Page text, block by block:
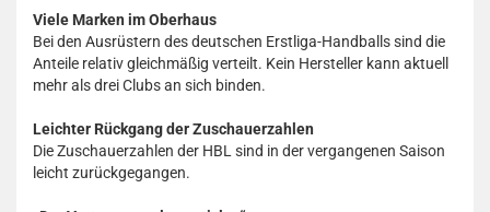
Viele Marken im Oberhaus
Bei den Ausrüstern des deutschen Erstliga-Handballs sind die
Anteile relativ gleichmäßig verteilt. Kein Hersteller kann aktuell
mehr als drei Clubs an sich binden.
Leichter Rückgang der Zuschauerzahlen
Die Zuschauerzahlen der HBL sind in der vergangenen Saison
leicht zurückgegangen.